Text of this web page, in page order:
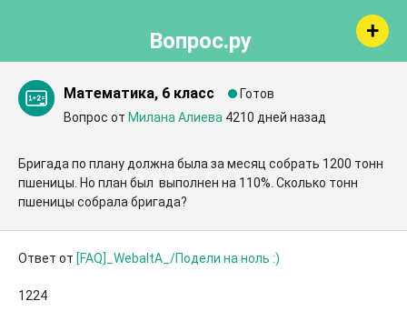
Вопрос.ру
Математика, 6 класс
Готов
Вопрос от Милана Алиева 4210 дней назад
Бригада по плану должна была за месяц собрать 1200 тонн
пшеницы. Но план был  выполнен на 110%. Сколько тонн
пшеницы собрала бригада?
Ответ от [FAQ]_WebaltA_/Подели на ноль :)
1224